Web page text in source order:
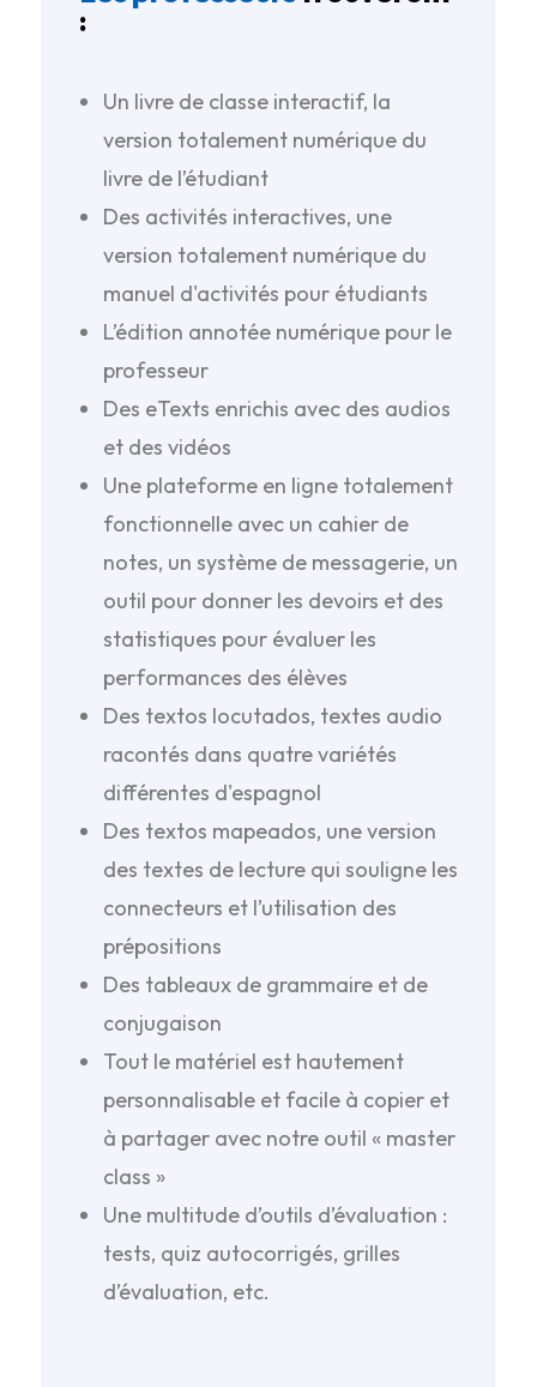
:
Un livre de classe interactif, la
version totalement numérique du
livre de l’étudiant
Des activités interactives, une
version totalement numérique du
manuel d'activités pour étudiants
L’édition annotée numérique pour le
professeur
Des eTexts enrichis avec des audios
et des vidéos
Une plateforme en ligne totalement
fonctionnelle avec un cahier de
notes, un système de messagerie, un
outil pour donner les devoirs et des
statistiques pour évaluer les
performances des élèves
Des textos locutados, textes audio
racontés dans quatre variétés
différentes d'espagnol
Des textos mapeados, une version
des textes de lecture qui souligne les
connecteurs et l’utilisation des
prépositions
Des tableaux de grammaire et de
conjugaison
Tout le matériel est hautement
personnalisable et facile à copier et
à partager avec notre outil « master
class »
Une multitude d’outils d’évaluation :
tests, quiz autocorrigés, grilles
d’évaluation, etc.